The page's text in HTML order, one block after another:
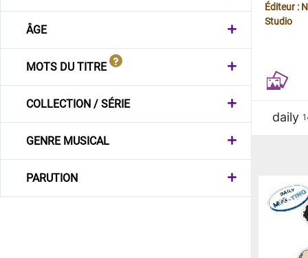
ÂGE
MOTS DU TITRE
COLLECTION / SÉRIE
GENRE MUSICAL
PARUTION
Éditeur :
Studio
daily